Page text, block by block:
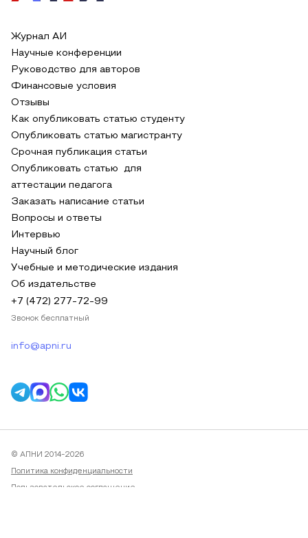
Журнал АИ
Научные конференции
Руководство для авторов
Финансовые условия
Отзывы
Как опубликовать статью студенту
Опубликовать статью магистранту
Срочная публикация статьи
Опубликовать статью для
аттестации педагога
Заказать написание статьи
Вопросы и ответы
Интервью
Научный блог
Учебные и методические издания
Об издательстве
+7 (472) 277-72-99
Звонок бесплатный
info@apni.ru
© АПНИ 2014-2026
Политика конфиденциальности
Пользовательское соглашение